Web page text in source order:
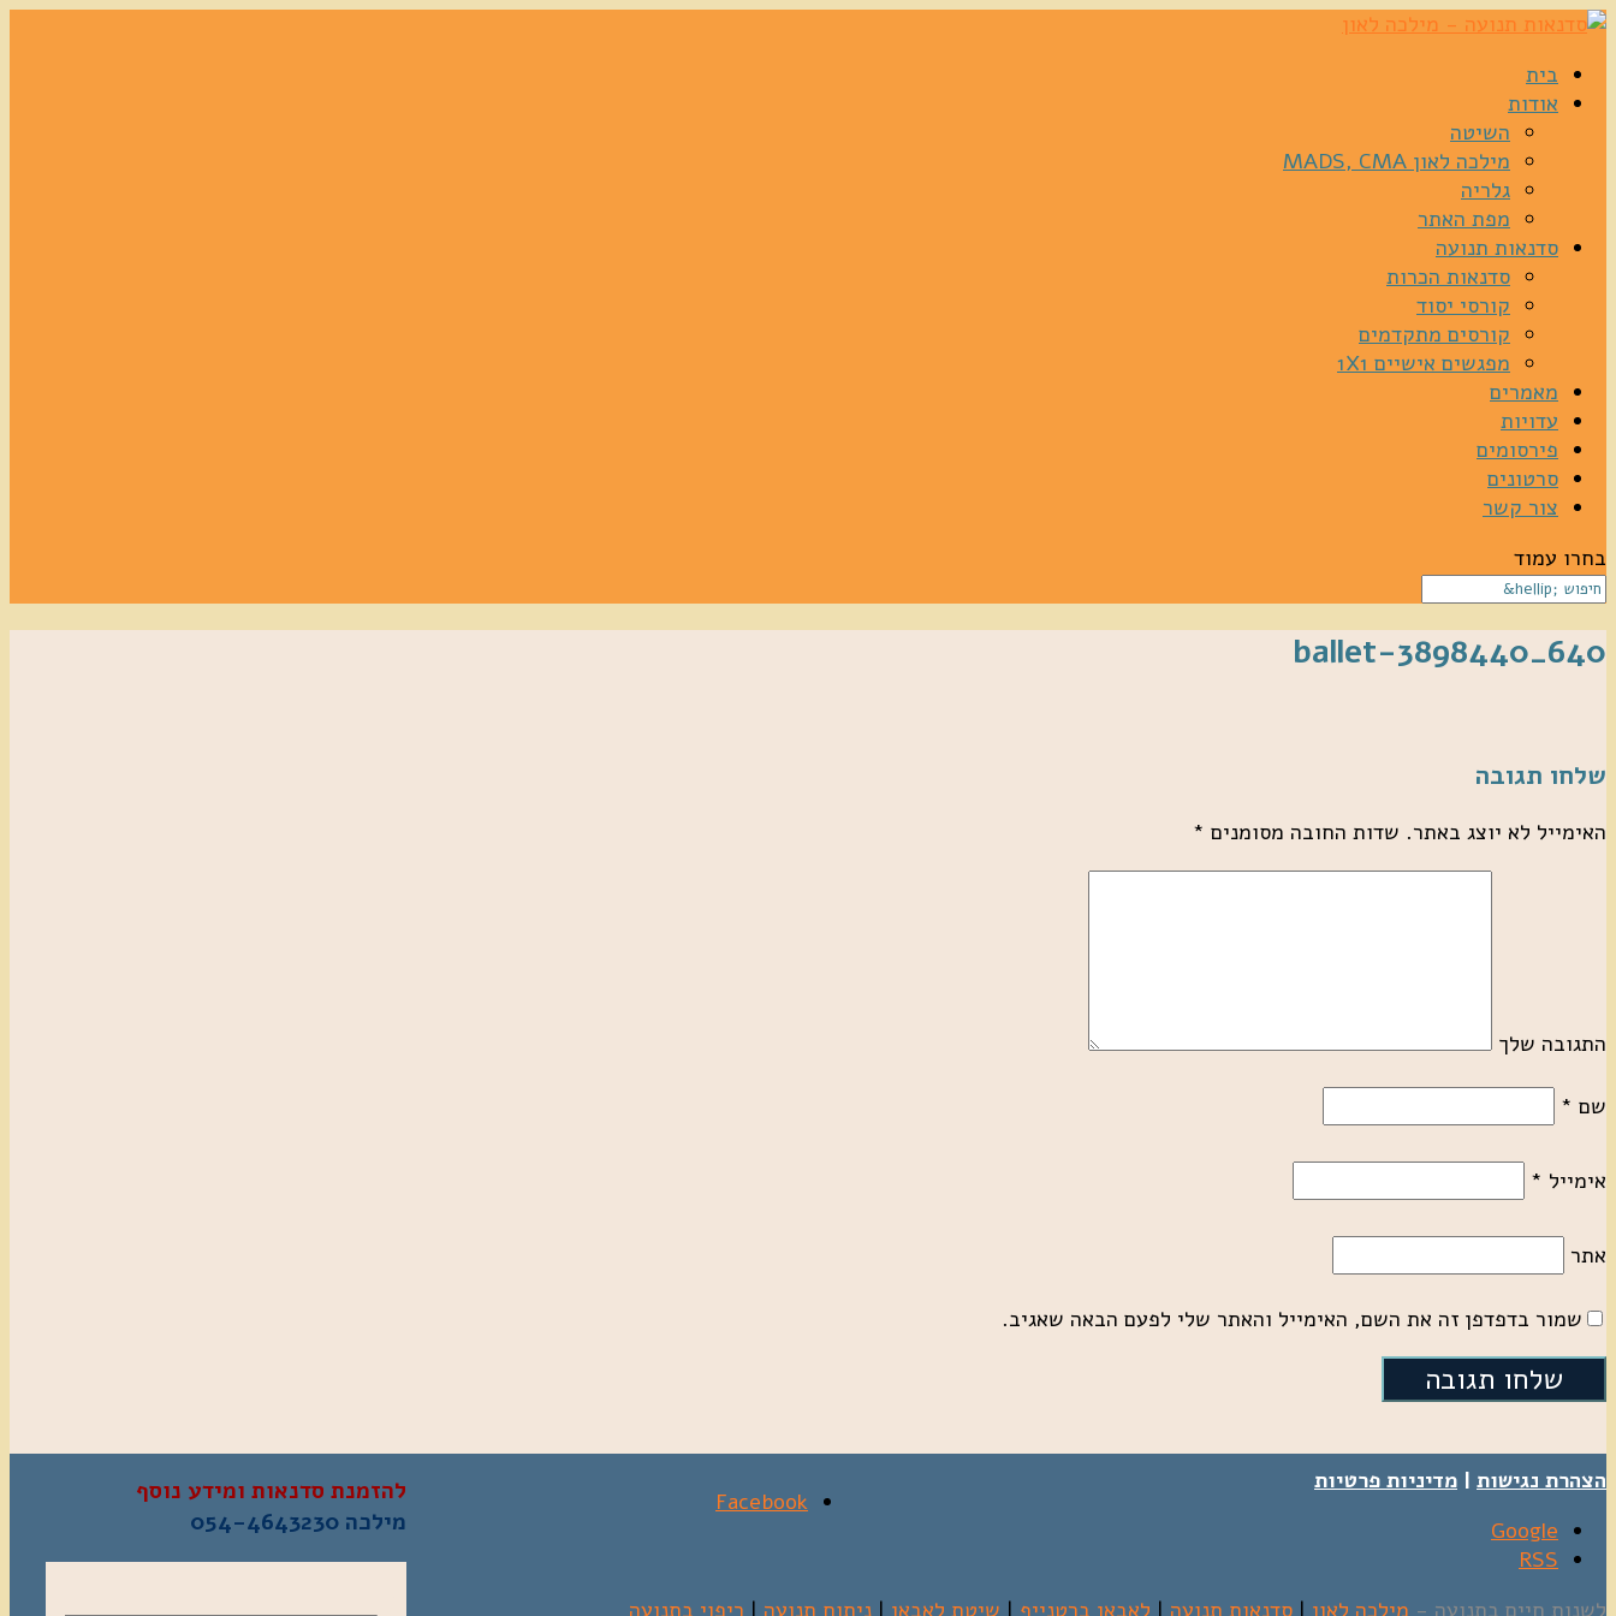
בית
אודות
השיטה
מילכה לאון MADS, CMA
גלריה
מפת האתר
סדנאות תנועה
סדנאות הכרות
קורסי יסוד
קורסים מתקדמים
מפגשים אישיים 1X1
מאמרים
עדויות
פירסומים
סרטונים
צור קשר
בחרו עמוד
ballet-3898440_640
שלחו תגובה
האימייל לא יוצג באתר. שדות החובה מסומנים *
התגובה שלך
שם *
אימייל *
אתר
שמור בדפדפן זה את השם, האימייל והאתר שלי לפעם הבאה שאגיב.
להזמנת סדנאות ומידע נוסף
מילכה 054-4643230
הצהרת נגישות | מדיניות פרטיות